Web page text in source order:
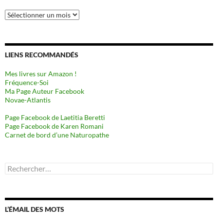
Archives
LIENS RECOMMANDÉS
Mes livres sur Amazon !
Fréquence-Soi
Ma Page Auteur Facebook
Novae-Atlantis
Page Facebook de Laetitia Beretti
Page Facebook de Karen Romani
Carnet de bord d’une Naturopathe
Rechercher :
L’ÉMAIL DES MOTS